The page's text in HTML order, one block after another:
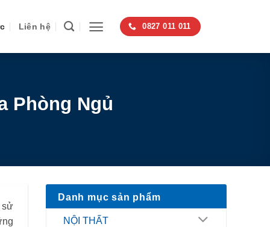
Liên hệ 0827 011 011
Phòng Ngủ
sử
Danh mục sản phẩm
NỘI THẤT